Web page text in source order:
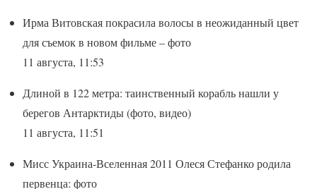
Ирма Витовская покрасила волосы в неожиданный цвет
для съемок в новом фильме – фото
11 августа, 11:53
Длиной в 122 метра: таинственный корабль нашли у
берегов Антарктиды (фото, видео)
11 августа, 11:51
Мисс Украина-Вселенная 2011 Олеся Стефанко родила
первенца: фото